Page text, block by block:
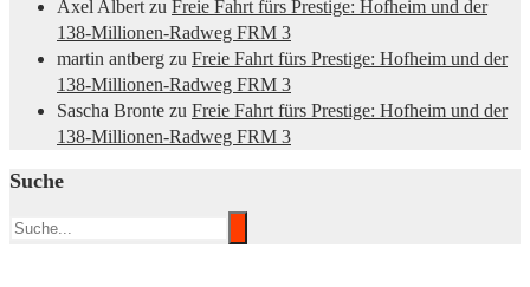
Axel Albert zu Freie Fahrt fürs Prestige: Hofheim und der
138-Millionen-Radweg FRM 3
martin antberg zu Freie Fahrt fürs Prestige: Hofheim und der
138-Millionen-Radweg FRM 3
Sascha Bronte zu Freie Fahrt fürs Prestige: Hofheim und der
138-Millionen-Radweg FRM 3
Suche